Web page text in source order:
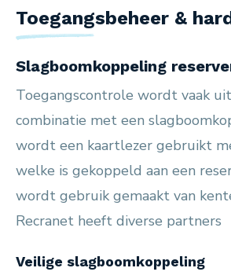
Toegangsbeheer &
Slagboomkoppeling
Toegangscontrole wordt vaak
combinatie met een
wordt een kaartlezer gebruikt
welke is gekoppeld aan een
wordt gebruik gemaakt van
Recranet heeft diverse partners
Veilige slagboomkoppeling